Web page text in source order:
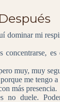
dominar mi
es
muy, muy
me tengo a
más presencia.
no duele.